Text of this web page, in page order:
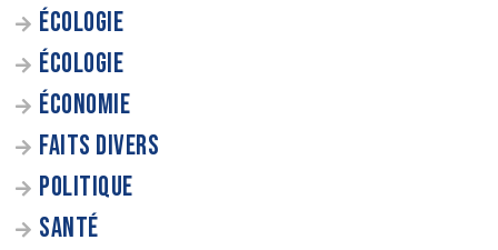
ÉCOLOGIE
ÉCOLOGIE
ÉCONOMIE
FAITS DIVERS
POLITIQUE
SANTÉ